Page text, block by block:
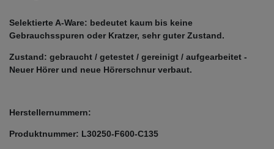
Selektierte A-Ware: bedeutet kaum bis keine
Gebrauchsspuren oder Kratzer, sehr guter Zustand.
Zustand: gebraucht / getestet / gereinigt / aufgearbeitet -
Neuer Hörer und neue Hörerschnur verbaut.
Herstellernummern:
Produktnummer: L30250-F600-C135